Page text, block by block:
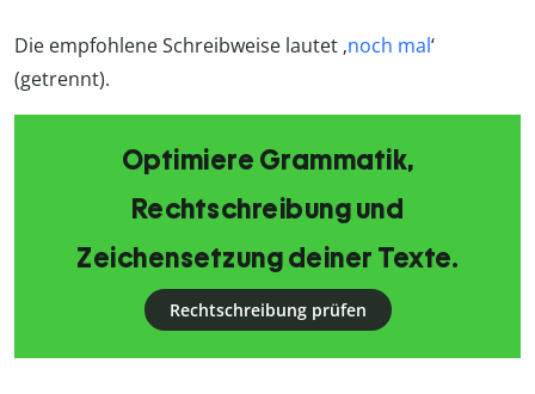
Die empfohlene Schreibweise lautet ‚noch mal‘
(getrennt).
Optimiere Grammatik,
Rechtschreibung und
Zeichensetzung deiner Texte.
Rechtschreibung prüfen